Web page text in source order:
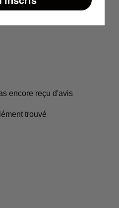
encore reçu d'avis
trouvé